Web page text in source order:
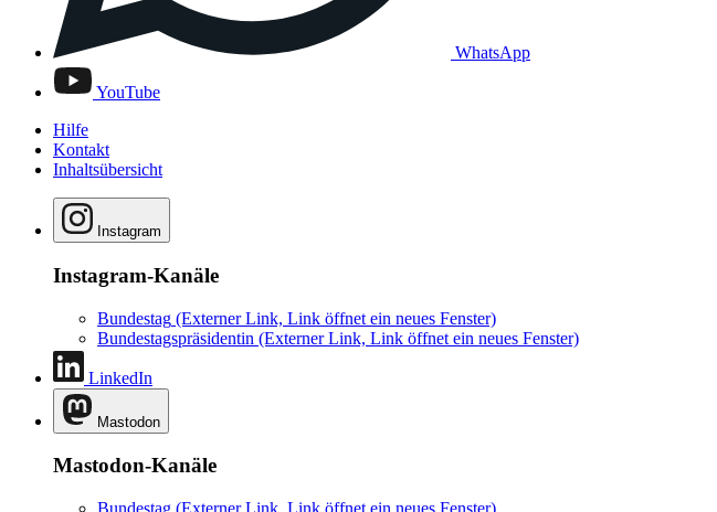
WhatsApp
YouTube
Hilfe
Kontakt
Inhaltsübersicht
Instagram
Instagram-Kanäle
Bundestag (Externer Link, Link öffnet ein neues Fenster)
Bundestagspräsidentin (Externer Link, Link öffnet ein neues Fenster)
LinkedIn
Mastodon
Mastodon-Kanäle
Bundestag (Externer Link, Link öffnet ein neues Fenster)